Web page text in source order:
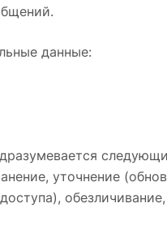
данные:
уточнение